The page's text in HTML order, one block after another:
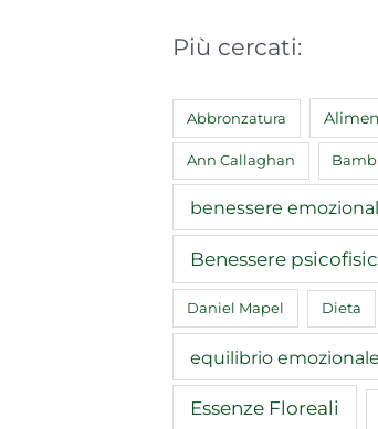
Più cercati:
Abbronzatura
Ann Callaghan
benessere
Benessere
Daniel Mapel Dieta
equilibrio emozionale
Essenze Floreali